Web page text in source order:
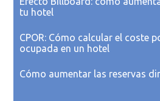
tu hotel
CPOR: Cómo calcular el coste
ocupada en un hotel
Cómo aumentar las reservas